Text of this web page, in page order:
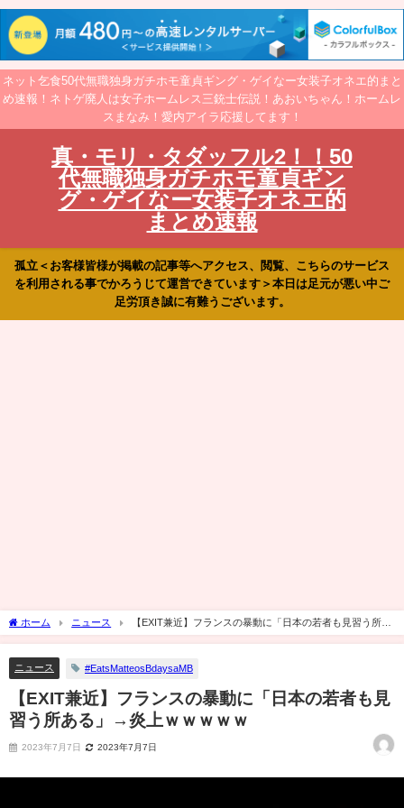
ネット乞食50代無職独身ガチホモ童貞ギング・ゲイなー女装子オネエ的まと
め速報！ネトゲ廃人は女子ホームレス三銃士伝説！あおいちゃん！ホームレ
スまなみ！愛内アイラ応援してます！
真・モリ・タダッフル2！！50
代無職独身ガチホモ童貞ギン
グ・ゲイなー女装子オネエ的
まとめ速報
孤立＜お客様皆様が掲載の記事等へアクセス、閲覧、こちらのサービス
を利用される事でかろうじて運営できています＞本日は足元が悪い中ご
足労頂き誠に有難うございます。
ホーム ニュース
【EXIT兼近】フランスの暴動に「日本の若者も見習う所あ
る」→炎上ｗｗｗｗｗ
ニュース #EatsMatteosBdaysaMB
【EXIT兼近】フランスの暴動に「日本の若者も見
習う所ある」→炎上ｗｗｗｗｗ
2023年7月7日 2023年7月7日